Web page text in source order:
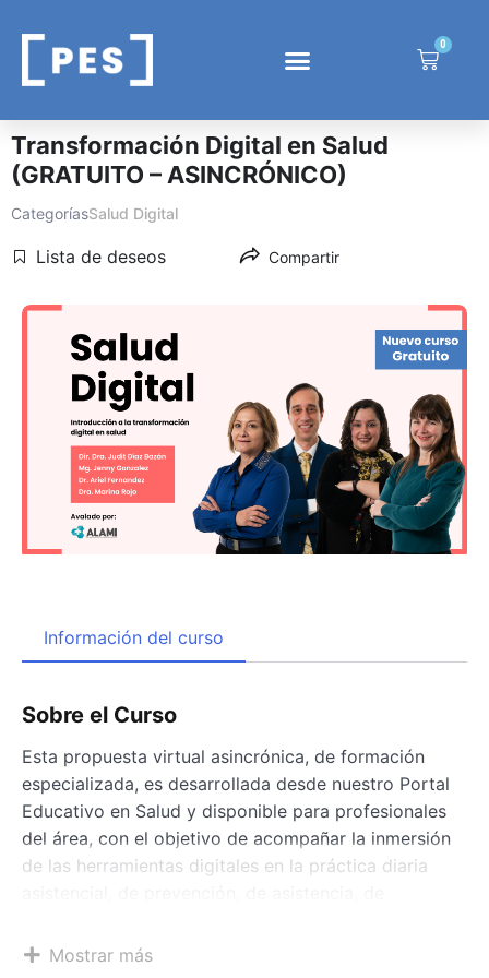
0
Transformación Digital en Salud
(GRATUITO – ASINCRÓNICO)
CategoríasSalud Digital
Lista de deseos Compartir
Información del curso
Sobre el Curso
Esta propuesta virtual asincrónica, de formación
especializada, es desarrollada desde nuestro Portal
Educativo en Salud y disponible para profesionales
del área, con el objetivo de acompañar la inmersión
de las herramientas digitales en la práctica diaria
profesional en la innovación constante desde el
Mostrar más